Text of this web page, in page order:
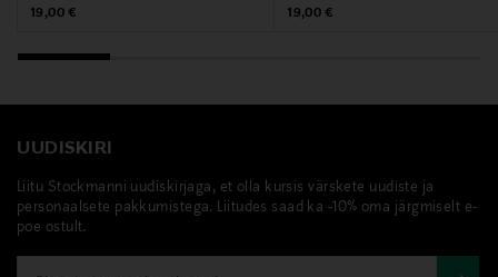
Original Price
19,00 €
Original Price
19,00 €
UUDISKIRI
Liitu Stockmanni uudiskirjaga, et olla kursis värskete uudiste ja
personaalsete pakkumistega. Liitudes saad ka -10% oma järgmiselt e-
poe ostult.